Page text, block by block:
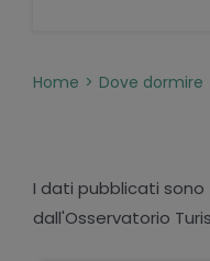
Home Dove dormire
I dati pubblicati
dall'Osservatorio